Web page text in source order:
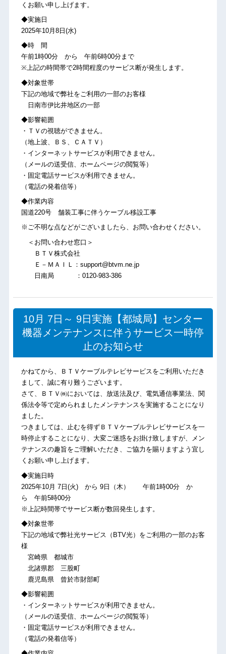
くお願い申し上げます。
◆実施日
2025年10月8日(水)
◆時 間
午前1時00分 から 午前6時00分まで
※上記の時間帯で2時間程度のサービス断が発生します。
◆対象世帯
下記の地域で弊社をご利用の一部のお客様
日南市伊比井地区の一部
◆影響範囲
・ＴＶの視聴ができません。
（地上波、ＢＳ、ＣＡＴＶ）
・インターネットサービスが利用できません。
（メールの送受信、ホームページの閲覧等）
・固定電話サービスが利用できません。
（電話の発着信等）
◆作業内容
国道220号 舗装工事に伴うケーブル移設工事
※ご不明な点などがございましたら、お問い合わせください。
＜お問い合わせ窓口＞
ＢＴＶ株式会社
Ｅ－ＭＡＩＬ：support@btvm.ne.jp
日南局 ：0120-983-386
10月 7日～ 9日実施【都城局】センター
機器メンテナンスに伴うサービス一時停
止のお知らせ
かねてから、ＢＴＶケーブルテレビサービスをご利用いただき
まして、誠に有り難うございます。
さて、ＢＴＶ㈱においては、放送法及び、電気通信事業法、関
係法令等で定められましたメンテナンスを実施することになり
ました。
つきましては、止むを得ずＢＴＶケーブルテレビサービスを一
時停止することになり、大変ご迷惑をお掛け致しますが、メン
テナンスの趣旨をご理解いただき、ご協力を賜りますよう宜し
くお願い申し上げます。
◆実施日時
2025年10月 7日(火) から 9日（木） 午前1時00分 か
ら 午前5時00分
※上記時間帯でサービス断が数回発生します。
◆対象世帯
下記の地域で弊社光サービス（BTV光）をご利用の一部のお客
様
宮崎県 都城市
北諸県郡 三股町
鹿児島県 曾於市財部町
◆影響範囲
・インターネットサービスが利用できません。
（メールの送受信、ホームページの閲覧等）
・固定電話サービスが利用できません。
（電話の発着信等）